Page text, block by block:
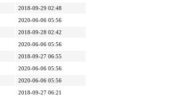
2018-09-29 02:48
2020-06-06 05:56
2018-09-28 02:42
2020-06-06 05:56
2018-09-27 06:55
2020-06-06 05:56
2020-06-06 05:56
2018-09-27 06:21